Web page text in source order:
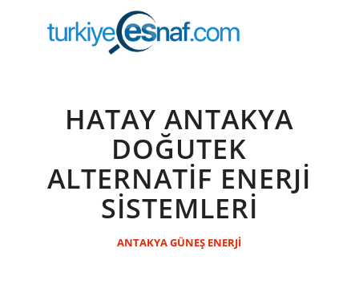
HATAY ANTAKYA
DOĞUTEK
ALTERNATİF ENERJİ
SİSTEMLERİ
ANTAKYA GÜNEŞ ENERJİ